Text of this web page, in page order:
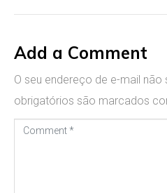
Add a Comment
O seu endereço de e-mail não
obrigatórios são marcados